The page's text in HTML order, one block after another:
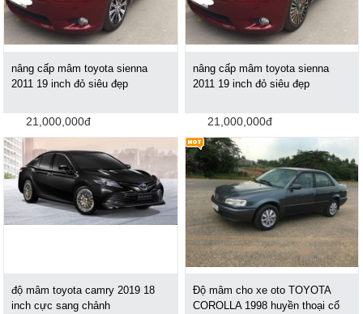
nâng cấp mâm toyota sienna
2011 19 inch đỏ siêu đẹp
21,000,000đ
nâng cấp mâm toyota sienna
2011 19 inch đỏ siêu đẹp
21,000,000đ
độ mâm toyota camry 2019 18
inch cực sang chảnh
Độ mâm cho xe oto TOYOTA
COROLLA 1998 huyền thoại cổ